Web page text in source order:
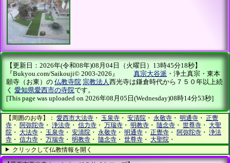
【更新日：2026年(令和08年)08月04日（火曜日）13時45分18秒】
『Bukyou.com/Saikouji© 2003-2026』 真宗大谷派 ・浄土真宗・東本
願寺（お東）の 仏教寺院 宗教法人 西光寺は鎌倉時代から７５０年以上続
く 愛知県愛西市の寺院です。
[This page was uploaded on 2026年08月05日(Wednesday)08時14分53秒]
【周囲のお寺】： 愛西市大法寺 ・ 玉泉寺 ・ 安清院 ・ 永敬寺 ・ 明通寺 ・ 正覺
寺 ・ 阿弥陀寺 ・ 浄法寺 ・ 信力寺 ・ 万瑞寺 ・ 明教寺 ・ 隨念寺 ・ 世尊寺 ・ 大聖
院 ・ 大法寺 ・ 玉泉寺 ・ 安清院 ・ 永敬寺 ・ 明通寺 ・ 正覺寺 ・ 阿弥陀寺 ・ 浄法
寺 ・ 信力寺 ・ 万瑞寺 ・ 明教寺 ・ 隨念寺 ・ 世尊寺 ・ 大聖院 ・
クリックして仏教情報を開く